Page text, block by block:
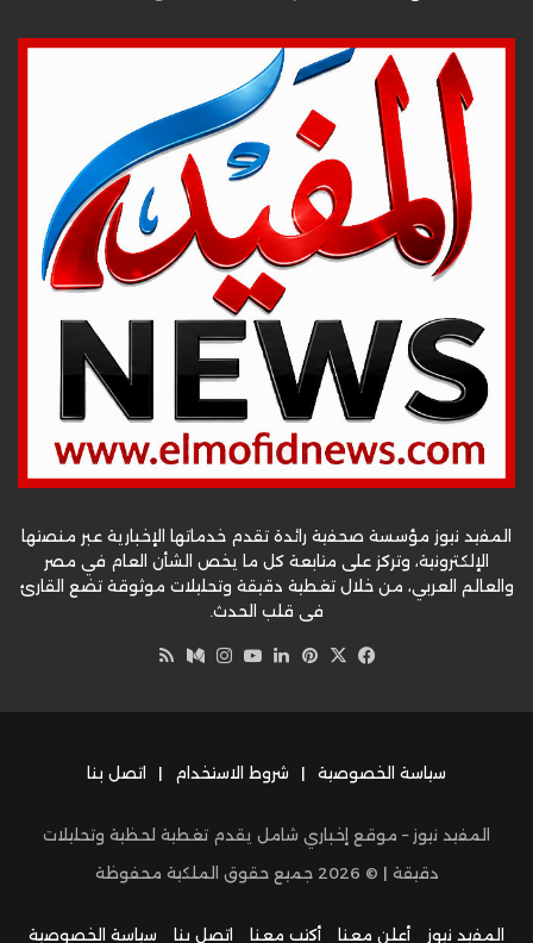
المفيد نيوز مؤسسة صحفية رائدة تقدم خدماتها الإخبارية عبر منصتها
الإلكترونية، وتركز على متابعة كل ما يخص الشأن العام في مصر
والعالم العربي، من خلال تغطية دقيقة وتحليلات موثوقة تضع القارئ
في قلب الحدث.
فيسبوك
‫X بينتيريست
لينكدإن‫YouTube
انستقرام
وسط
سياسة الخصوصية | شروط الاستخدام | اتصل بنا
المفيد نيوز – موقع إخباري شامل يقدم تغطية لحظية وتحليلات
دقيقة | © 2026 جميع حقوق الملكية محفوظة
المفيد نيوز أعلن معنا أكتب معنا اتصل بنا سياسة الخصوصية